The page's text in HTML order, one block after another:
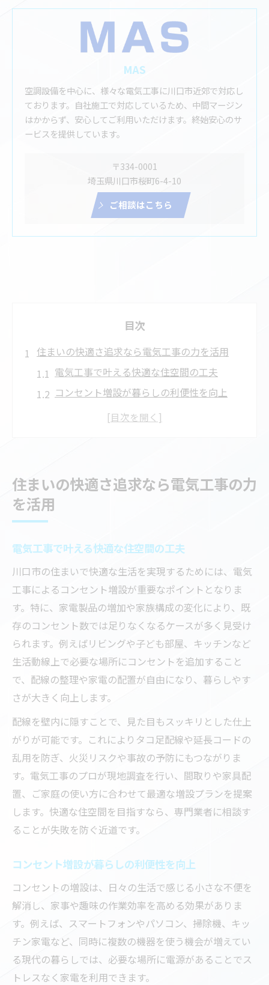
MAS
空調設備を中心に、様々な電気工事に川口市近郊で対応し
ております。自社施工で対応しているため、中間マージン
はかからず、安心してご利用いただけます。終始安心のサ
ービスを提供しています。
〒334-0001
埼玉県川口市桜町6-4-10
ご相談はこちら
目次
住まいの快適さ追求なら電気工事の力を活用
電気工事で叶える快適な住空間の工夫
コンセント増設が暮らしの利便性を向上
電気工事の専門視点から見る安全対策
電気工事がもたらすコンセント増設の安心
電気工事で火災リスクを最小限に抑える方
法
増設時に重視したい電気工事の基本事項
正しい配線が安心につながる電気工事
ライフスタイルに合わせた電気工事活用法
電気工事で叶える理想の生活動線の作り方
家族構成に応じたコンセント増設術を解説
家電の増加に対応する電気工事の工夫
ライフスタイル別電気工事の最適な選択肢
将来を見据えたコンセント増設のポイント
配線を隠した美しい住空間を電気工事で実現
電気工事でスッキリ配線と美観を両立する
方法
隠蔽配線で叶えるシンプルな空間作りのコ
ツ
コンセント増設時の配線美化ポイント
美しい仕上がりを目指す電気工事の工夫
見積もり時に押さえたい電気工事の要点
電気工事の見積もりで注意すべきポイント
コンセント増設費用の内訳と明朗会計のコ
ツ
住まいの快適さ追求なら電気工事の力
を活用
電気工事で叶える快適な住空間の工夫
川口市の住まいで快適な生活を実現するためには、電気
工事によるコンセント増設が重要なポイントとなりま
す。特に、家電製品の増加や家族構成の変化により、既
存のコンセント数では足りなくなるケースが多く見受け
られます。例えばリビングや子ども部屋、キッチンなど
生活動線上で必要な場所にコンセントを追加すること
で、配線の整理や家電の配置が自由になり、暮らしやす
さが大きく向上します。
配線を壁内に隠すことで、見た目もスッキリとした仕上
がりが可能です。これによりタコ足配線や延長コードの
乱用を防ぎ、火災リスクや事故の予防にもつながりま
す。電気工事のプロが現地調査を行い、間取りや家具配
置、ご家庭の使い方に合わせて最適な増設プランを提案
します。快適な住空間を目指すなら、専門業者に相談す
ることが失敗を防ぐ近道です。
コンセント増設が暮らしの利便性を向上
コンセントの増設は、日々の生活で感じる小さな不便を
解消し、家事や趣味の作業効率を高める効果がありま
す。例えば、スマートフォンやパソコン、掃除機、キッ
チン家電など、同時に複数の機器を使う機会が増えてい
る現代の暮らしでは、必要な場所に電源があることでス
トレスなく家電を利用できます。